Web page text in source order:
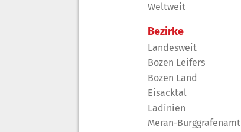
Weltweit
Bezirke
Landesweit
Bozen Leifers
Bozen Land
Eisacktal
Ladinien
Meran-Burggrafenamt